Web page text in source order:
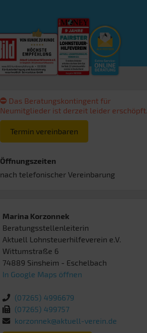
Das Beratungskontingent für
Neumitglieder ist derzeit leider erschöpft.
Termin vereinbaren
Öffnungszeiten
nach telefonischer Vereinbarung
Marina Korzonnek
Beratungsstellenleiterin
Aktuell Lohnsteuerhilfeverein e.V.
Wittumstraße 6
74889 Sinsheim - Eschelbach
In Google Maps öffnen
(07265) 4996679
(07265) 499757
korzonnek@aktuell-verein.de